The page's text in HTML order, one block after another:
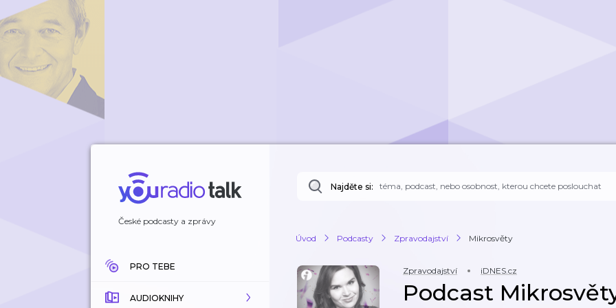
České podcasty a zprávy
PRO TEBE
AUDIOKNIHY
Najděte si:
Úvod Podcasty Zpravodajství Mikrosvěty
Zpravodajství iDNES.cz
Podcast